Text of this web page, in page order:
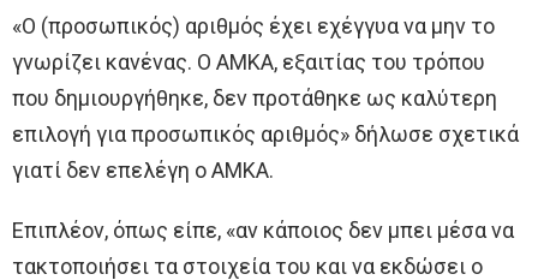
«Ο (προσωπικός) αριθμός έχει εχέγγυα να μην το
γνωρίζει κανένας. Ο ΑΜΚΑ, εξαιτίας του τρόπου
που δημιουργήθηκε, δεν προτάθηκε ως καλύτερη
επιλογή για προσωπικός αριθμός» δήλωσε σχετικά
γιατί δεν επελέγη ο ΑΜΚΑ.
Επιπλέον, όπως είπε, «αν κάποιος δεν μπει μέσα να
τακτοποιήσει τα στοιχεία του και να εκδώσει ο